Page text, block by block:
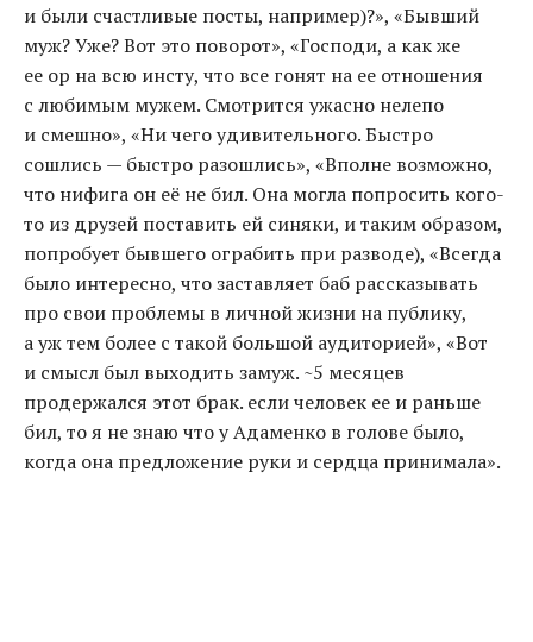
и были счастливые посты, например)?», «Бывший
муж? Уже? Вот это поворот», «Господи, а как же
ее ор на всю инсту, что все гонят на ее отношения
с любимым мужем. Смотрится ужасно нелепо
и смешно», «Ни чего удивительного. Быстро
сошлись — быстро разошлись», «Вполне возможно,
что нифига он её не бил. Она могла попросить кого-
то из друзей поставить ей синяки, и таким образом,
попробует бывшего ограбить при разводе), «Всегда
было интересно, что заставляет баб рассказывать
про свои проблемы в личной жизни на публику,
а уж тем более с такой большой аудиторией», «Вот
и смысл был выходить замуж. ~5 месяцев
продержался этот брак. если человек ее и раньше
бил, то я не знаю что у Адаменко в голове было,
когда она предложение руки и сердца принимала».